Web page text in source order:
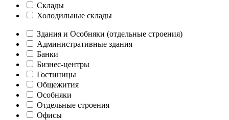
Склады
Холодильные склады
Здания и Особняки (отдельные строения)
Административные здания
Банки
Бизнес-центры
Гостиницы
Общежития
Особняки
Отдельные строения
Офисы